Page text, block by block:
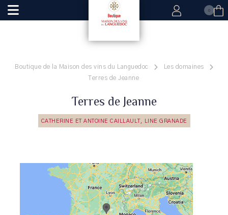
0
Boutique de la Maison des vins du Languedoc
Les domaines
Terres de Jeanne
Terres de Jeanne
CATHERINE ET ANTOINE CAILLAULT, LINE GRANADE